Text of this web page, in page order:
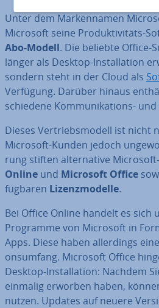
Unter dem Mar­ken­na­men
Microsoft seine Pro­duk­ti­vi­täts-
Abo-Modell. Die beliebte Office-
länger als Desktop-In­stal­la­ti­on
sondern steht in der Cloud als
Verfügung. Darüber hinaus
schie­de­ne Kom­mu­ni­ka­ti­ons-
Dieses Ver­triebs­mo­dell ist nicht
Microsoft-Kunden jedoch
rung stiften al­ter­na­ti­ve
Online und Microsoft Office
füg­ba­ren Li­zenz­mo­del­le.
Bei Office Online handelt es sich
Programme von Microsoft in
Apps. Diese haben al­ler­dings
ons­um­fang. Microsoft Office
Desktop-In­stal­la­ti­on: Nachdem
einmalig erworben haben,
nutzen. Updates auf neuere